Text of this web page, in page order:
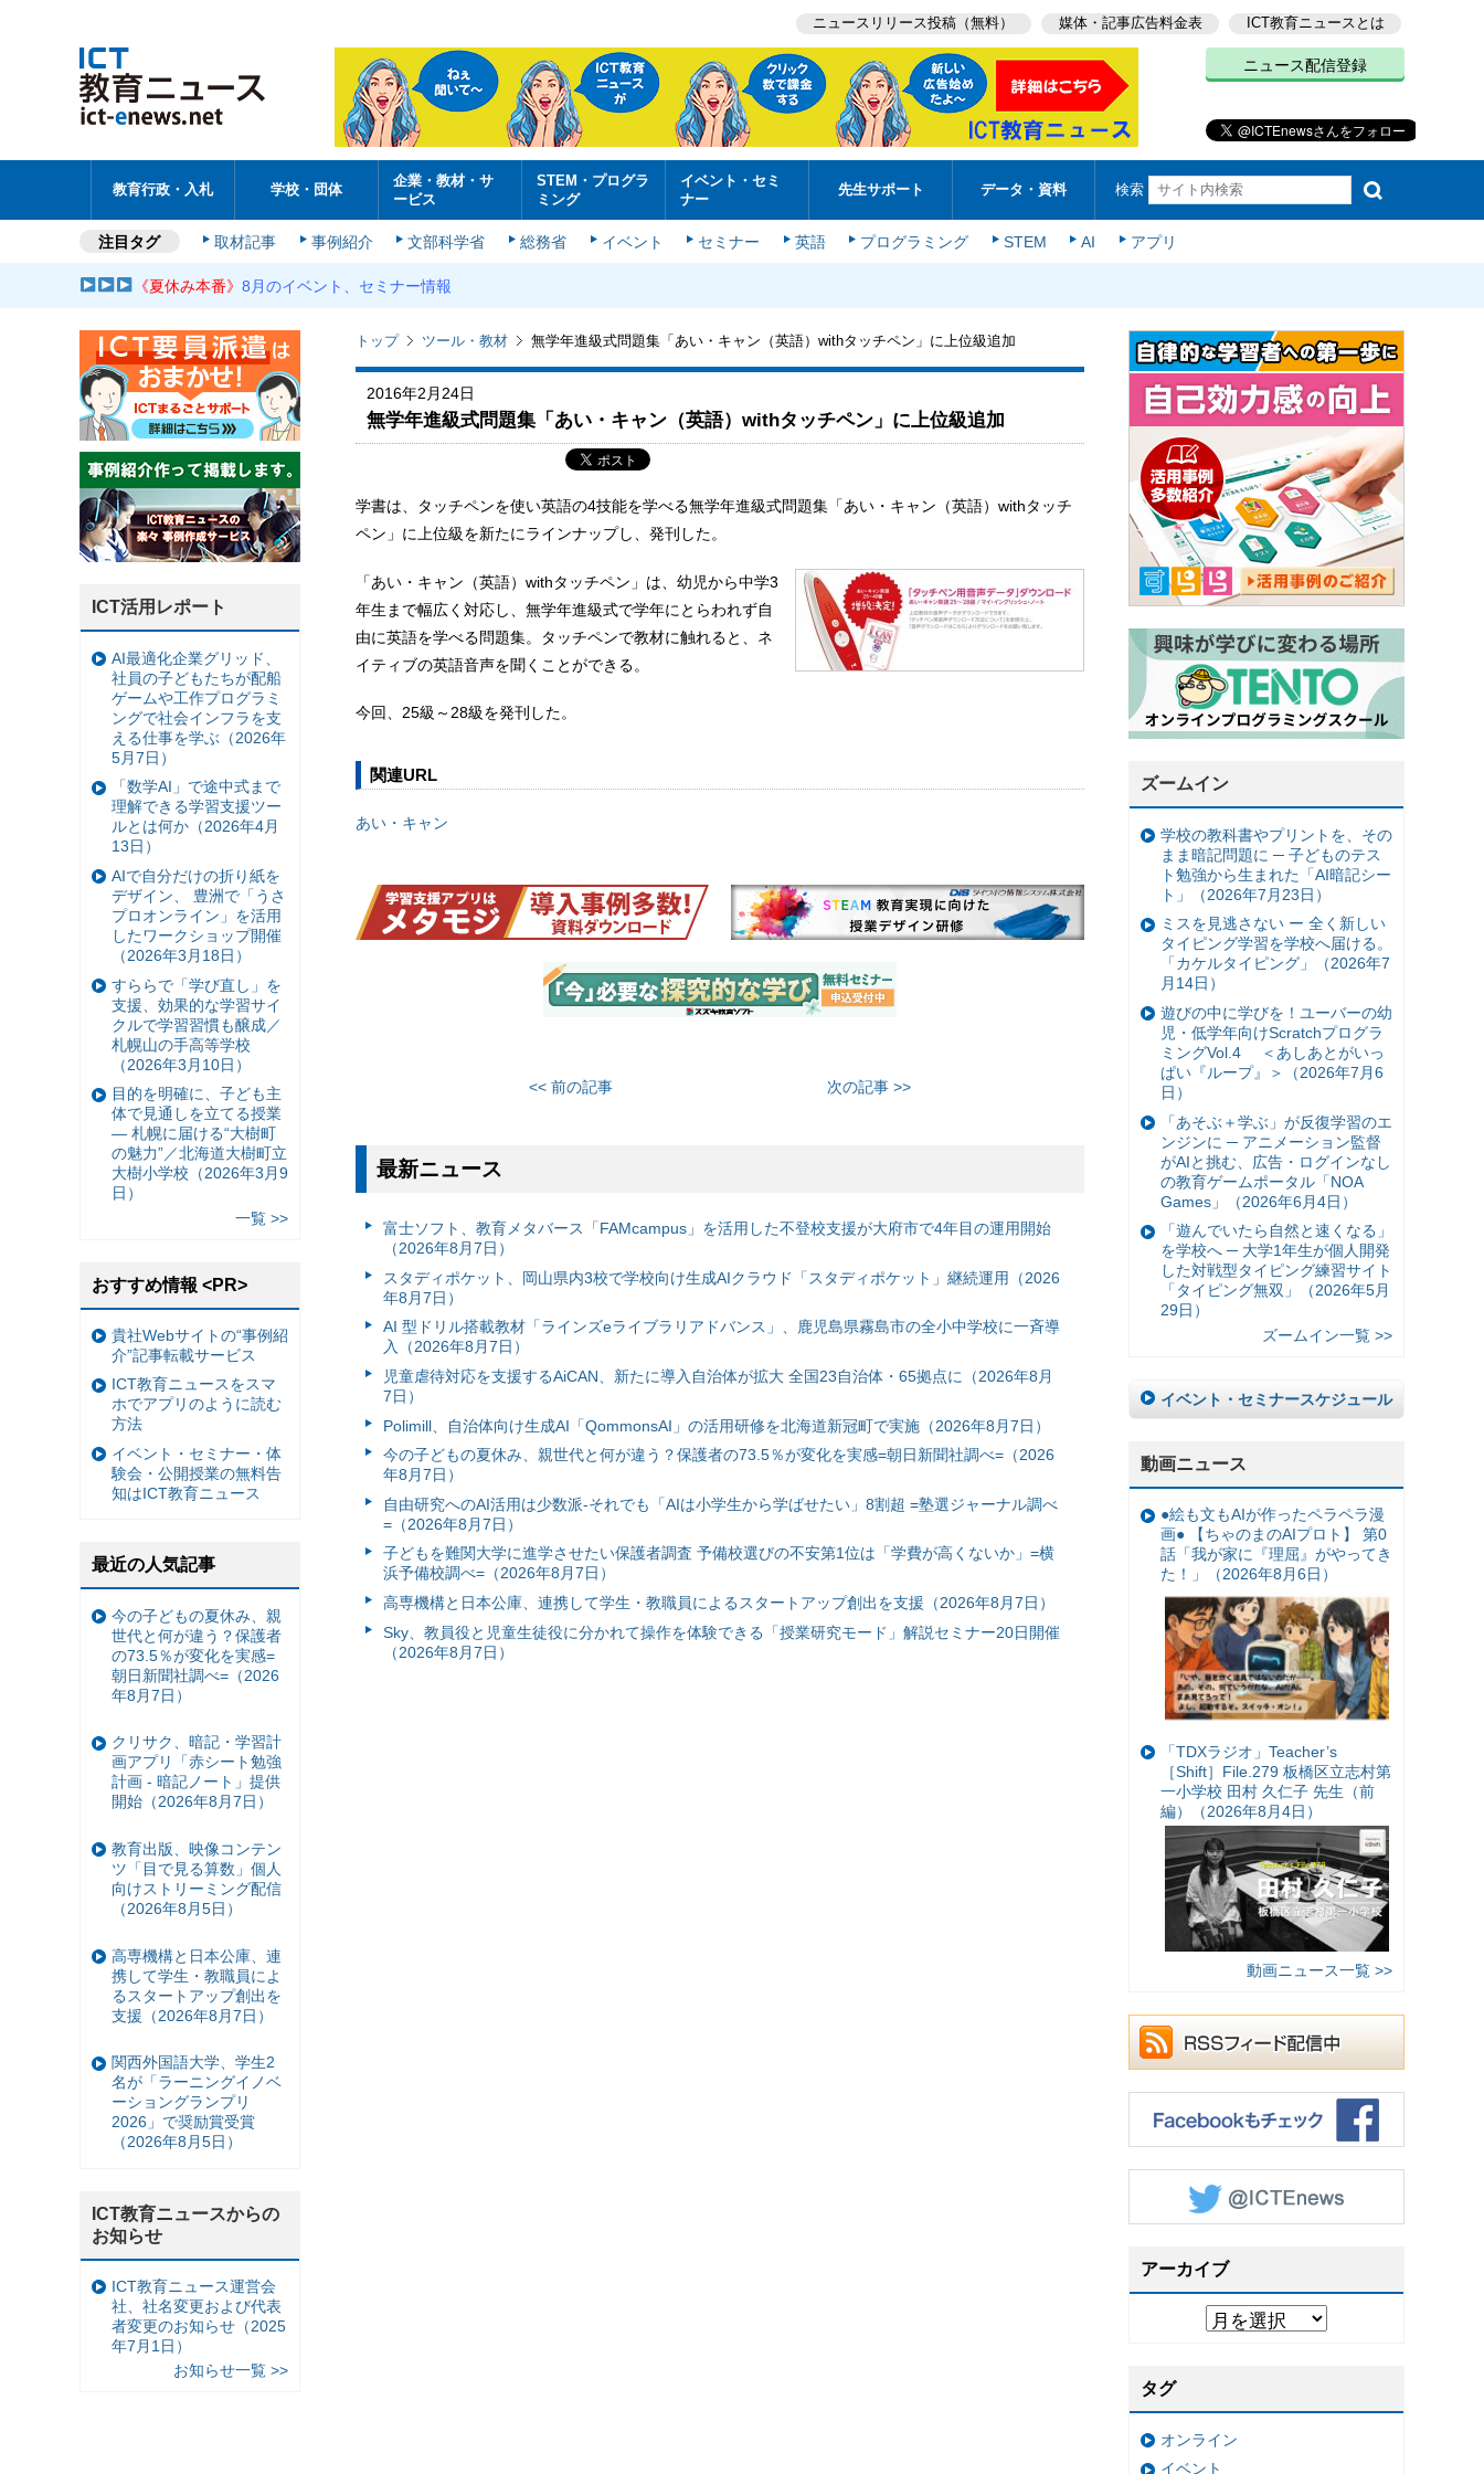
ニュースリリース投稿（無料） 媒体・記事広告料金表 ICT教育ニュースとは
ニュース配信登録
教育行政・入札 学校・団体
企業・教材・サ
ービス
STEM・プログラ
ミング
イベント・セミ
ナー
先生サポート データ・資料 検索
注目タグ 取材記事 事例紹介 文部科学省 総務省 イベント セミナー 英語 プログラミング STEM AI アプリ
《夏休み本番》8月のイベント、セミナー情報
トップ ツール・教材 無学年進級式問題集「あい・キャン（英語）withタッチペン」に上位級追加
2016年2月24日
無学年進級式問題集「あい・キャン（英語）withタッチペン」に上位級追加
学書は、タッチペンを使い英語の4技能を学べる無学年進級式問題集「あい・キャン（英語）withタッチ
ペン」に上位級を新たにラインナップし、発刊した。
「あい・キャン（英語）withタッチペン」は、幼児から中学3
年生まで幅広く対応し、無学年進級式で学年にとらわれず自
由に英語を学べる問題集。タッチペンで教材に触れると、ネ
イティブの英語音声を聞くことができる。
今回、25級～28級を発刊した。
関連URL
あい・キャン
<< 前の記事 次の記事 >>
最新ニュース
富⼠ソフト、教育メタバース「FAMcampus」を活用した不登校支援が大府市で4年目の運用開始
（2026年8月7日）
スタディポケット、岡山県内3校で学校向け生成AIクラウド「スタディポケット」継続運用（2026
年8月7日）
AI 型ドリル搭載教材「ラインズeライブラリアドバンス」、鹿児島県霧島市の全小中学校に一斉導
入（2026年8月7日）
児童虐待対応を支援するAiCAN、新たに導入自治体が拡大 全国23自治体・65拠点に（2026年8月
7日）
Polimill、自治体向け生成AI「QommonsAI」の活用研修を北海道新冠町で実施（2026年8月7日）
今の子どもの夏休み、親世代と何が違う？保護者の73.5％が変化を実感=朝日新聞社調べ=（2026
年8月7日）
自由研究へのAI活用は少数派-それでも「AIは小学生から学ばせたい」8割超 =塾選ジャーナル調べ
=（2026年8月7日）
子どもを難関大学に進学させたい保護者調査 予備校選びの不安第1位は「学費が高くないか」=横
浜予備校調べ=（2026年8月7日）
高専機構と日本公庫、連携して学生・教職員によるスタートアップ創出を支援（2026年8月7日）
Sky、教員役と児童生徒役に分かれて操作を体験できる「授業研究モード」解説セミナー20日開催
（2026年8月7日）
ズームイン
学校の教科書やプリントを、その
まま暗記問題に ─ 子どものテス
ト勉強から生まれた「AI暗記シー
ト」（2026年7月23日）
ミスを見逃さない ー 全く新しい
タイピング学習を学校へ届ける。
「カケルタイピング」（2026年7
月14日）
遊びの中に学びを！ユーバーの幼
児・低学年向けScratchプログラ
ミングVol.4 ＜あしあとがいっ
ぱい『ループ』＞（2026年7月6
日）
「あそぶ＋学ぶ」が反復学習のエ
ンジンに ─ アニメーション監督
がAIと挑む、広告・ログインなし
の教育ゲームポータル「NOA
Games」（2026年6月4日）
「遊んでいたら自然と速くなる」
を学校へ ─ 大学1年生が個人開発
した対戦型タイピング練習サイト
「タイピング無双」（2026年5月
29日）
ズームイン一覧 >>
イベント・セミナースケジュール
動画ニュース
●絵も文もAIが作ったペラペラ漫
画● 【ちゃのまのAIプロト】 第0
話「我が家に『理屈』がやってき
た！」（2026年8月6日）
「TDXラジオ」Teacher’s
［Shift］File.279 板橋区立志村第
一小学校 田村 久仁子 先生（前
編）（2026年8月4日）
動画ニュース一覧 >>
アーカイブ
タグ
オンライン
イベント
ICT活用レポート
AI最適化企業グリッド、
社員の子どもたちが配船
ゲームや工作プログラミ
ングで社会インフラを支
える仕事を学ぶ（2026年
5月7日）
「数学AI」で途中式まで
理解できる学習支援ツー
ルとは何か（2026年4月
13日）
AIで自分だけの折り紙を
デザイン、 豊洲で「うさ
プロオンライン」を活用
したワークショップ開催
（2026年3月18日）
すららで「学び直し」を
支援、効果的な学習サイ
クルで学習習慣も醸成／
札幌山の手高等学校
（2026年3月10日）
目的を明確に、子ども主
体で見通しを立てる授業
— 札幌に届ける“大樹町
の魅力”／北海道大樹町立
大樹小学校（2026年3月9
日）
一覧 >>
おすすめ情報 <PR>
貴社Webサイトの“事例紹
介”記事転載サービス
ICT教育ニュースをスマ
ホでアプリのように読む
方法
イベント・セミナー・体
験会・公開授業の無料告
知はICT教育ニュース
最近の人気記事
今の子どもの夏休み、親
世代と何が違う？保護者
の73.5％が変化を実感=
朝日新聞社調べ=（2026
年8月7日）
クリサク、暗記・学習計
画アプリ「赤シート勉強
計画 - 暗記ノート」提供
開始（2026年8月7日）
教育出版、映像コンテン
ツ「目で見る算数」個人
向けストリーミング配信
（2026年8月5日）
高専機構と日本公庫、連
携して学生・教職員によ
るスタートアップ創出を
支援（2026年8月7日）
関西外国語大学、学生2
名が「ラーニングイノベ
ーショングランプリ
2026」で奨励賞受賞
（2026年8月5日）
ICT教育ニュースからの
お知らせ
ICT教育ニュース運営会
社、社名変更および代表
者変更のお知らせ（2025
年7月1日）
お知らせ一覧 >>